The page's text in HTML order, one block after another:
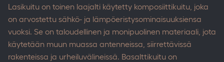
Lasikuitu on toinen laajalti käytetty komposiittikuitu, joka
on arvostettu sähkö- ja lämpöeristysominaisuuksiensa
vuoksi. Se on taloudellinen ja monipuolinen materiaali, jota
käytetään muun muassa antenneissa, siirrettävissä
rakenteissa ja urheiluvälineissä. Basalttikuitu on